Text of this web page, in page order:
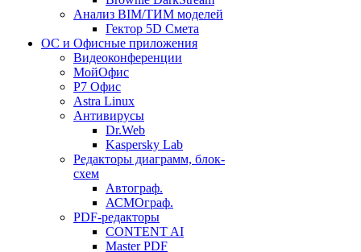
Анализ BIM/ТИМ моделей
Гектор 5D Смета
ОС и Офисные приложения
Видеоконференции
МойОфис
P7 Офис
Astra Linux
Антивирусы
Dr.Web
Kaspersky Lab
Редакторы диаграмм, блок-
схем
Автограф.
АСМОграф.
PDF-редакторы
CONTENT AI
Master PDF